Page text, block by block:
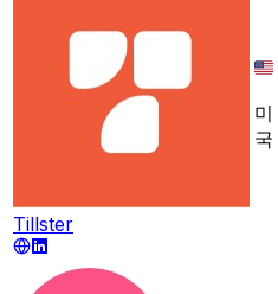
Tillster
미
국